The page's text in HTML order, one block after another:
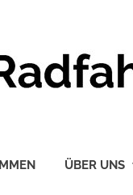
ÜBER UNS